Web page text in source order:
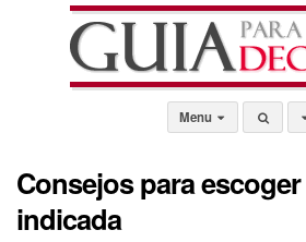
Menu
Consejos para
indicada